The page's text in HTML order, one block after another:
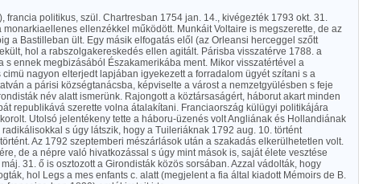
francia politikus, szül. Chartresban 1754 jan. 14., kivégezték 1793 okt. 31.
ellenzékkel működött. Munkáit Voltaire is megszerette, de az
a Bastilleban ült. Egy másik elfogatás elől (az Orleansi herceggel szőtt
hol a rabszolgakereskedés ellen agitált. Párisba visszatérve 1788. a
s ennek megbizásából Északamerikába ment. Mikor visszatértével a
nagyon elterjedt lapjában igyekezett a forradalom ügyét szítani s a
a párisi községtanácsba, képviselte a várost a nemzetgyülésben s feje
név alatt ismerünk. Rajongott a köztársaságért, háborut akart minden
republikává szerette volna átalakítani. Franciaország külügyi politikájára
Utolsó jelentékeny tette a háboru-üzenés volt Angliának és Hollandiának
s úgy látszik, hogy a Tuileriáknak 1792 aug. 10. történt
Az 1792 szeptemberi mészárlások után a szakadás elkerülhetetlen volt.
de a népre való hivatkozással s úgy mint mások is, saját élete vesztése
31. ő is osztozott a Girondisták közös sorsában. Azzal vádolták, hogy
hol Legs a mes enfants c. alatt (megjelent a fia által kiadott Mémoirs de B.